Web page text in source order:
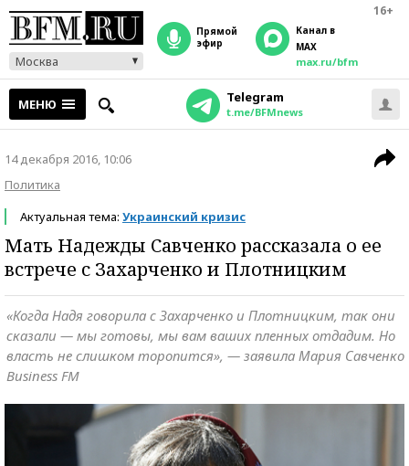
16+
Москва
прямой
эфир
Канал в
MAX
max.ru/bfm
МЕНЮ Telegram
t.me/BFMnews
14 декабря 2016, 10:06
Политика
Актуальная тема: Украинский кризис
Мать Надежды Савченко рассказала о ее
встрече с Захарченко и Плотницким
«Когда Надя говорила с Захарченко и Плотницким, так они
сказали — мы готовы, мы вам ваших пленных отдадим. Но
власть не слишком торопится», — заявила Мария Савченко
Business FM